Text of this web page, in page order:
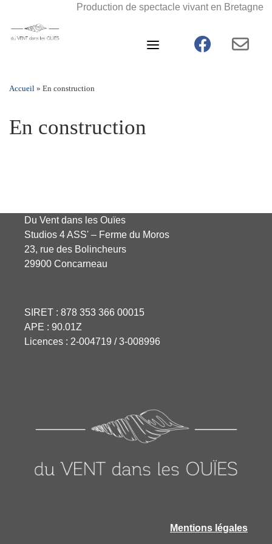
content
Production de spectacle vivant en Bretagne
fab fa- far
Accueil » En construction
En construction
Du Vent dans les Ouïes
Studios 4 ASS' – Ferme du Moros
23, rue des Bolincheurs
29900 Concarneau
SIRET : 878 353 366 00015
APE : 90.01Z
Licences : 2-004719 / 3-008996
Mentions légales